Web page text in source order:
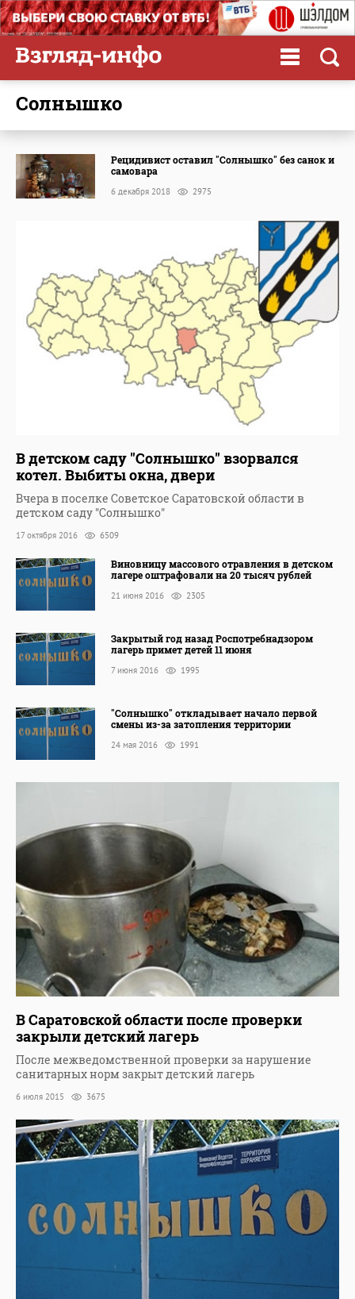
Солнышко
Рецидивист оставил "Солнышко" без санок и
самовара
6 декабря 2018 2975
В детском саду "Солнышко" взорвался
котел. Выбиты окна, двери
Вчера в поселке Советское Саратовской области в
детском саду "Солнышко"
17 октября 2016 6509
Виновницу массового отравления в детском
лагере оштрафовали на 20 тысяч рублей
21 июня 2016 2305
Закрытый год назад Роспотребнадзором
лагерь примет детей 11 июня
7 июня 2016 1995
"Солнышко" откладывает начало первой
смены из-за затопления территории
24 мая 2016 1991
В Саратовской области после проверки
закрыли детский лагерь
После межведомственной проверки за нарушение
санитарных норм закрыт детский лагерь
6 июля 2015 3675